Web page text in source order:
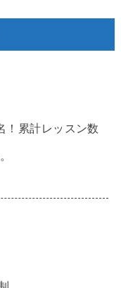
！累計レッスン数